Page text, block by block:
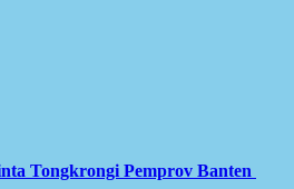
Tongkrongi Pemprov Banten